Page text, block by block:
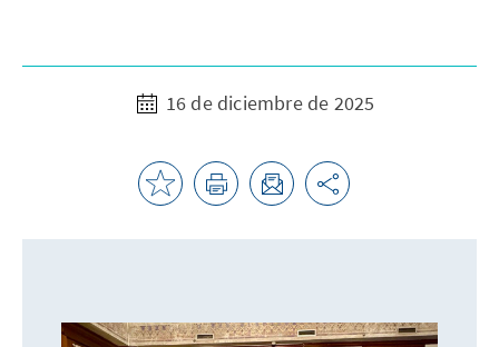
16 de diciembre de 2025